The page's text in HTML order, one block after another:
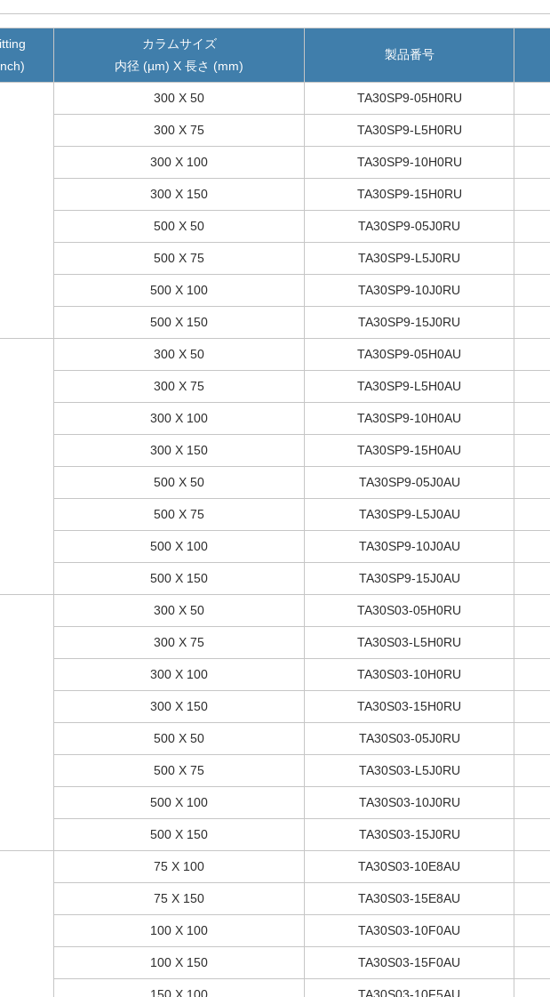
カラムサイズ
内径 (µm) X 長さ (mm)
製品番号
300 X 50 TA30SP9-05H0RU
300 X 75 TA30SP9-L5H0RU
300 X 100 TA30SP9-10H0RU
300 X 150 TA30SP9-15H0RU
500 X 50 TA30SP9-05J0RU
500 X 75 TA30SP9-L5J0RU
500 X 100 TA30SP9-10J0RU
500 X 150 TA30SP9-15J0RU
300 X 50 TA30SP9-05H0AU
300 X 75 TA30SP9-L5H0AU
300 X 100 TA30SP9-10H0AU
300 X 150 TA30SP9-15H0AU
500 X 50 TA30SP9-05J0AU
500 X 75 TA30SP9-L5J0AU
500 X 100 TA30SP9-10J0AU
500 X 150 TA30SP9-15J0AU
300 X 50 TA30S03-05H0RU
300 X 75 TA30S03-L5H0RU
300 X 100 TA30S03-10H0RU
300 X 150 TA30S03-15H0RU
500 X 50 TA30S03-05J0RU
500 X 75 TA30S03-L5J0RU
500 X 100 TA30S03-10J0RU
500 X 150 TA30S03-15J0RU
75 X 100 TA30S03-10E8AU
75 X 150 TA30S03-15E8AU
100 X 100 TA30S03-10F0AU
100 X 150 TA30S03-15F0AU